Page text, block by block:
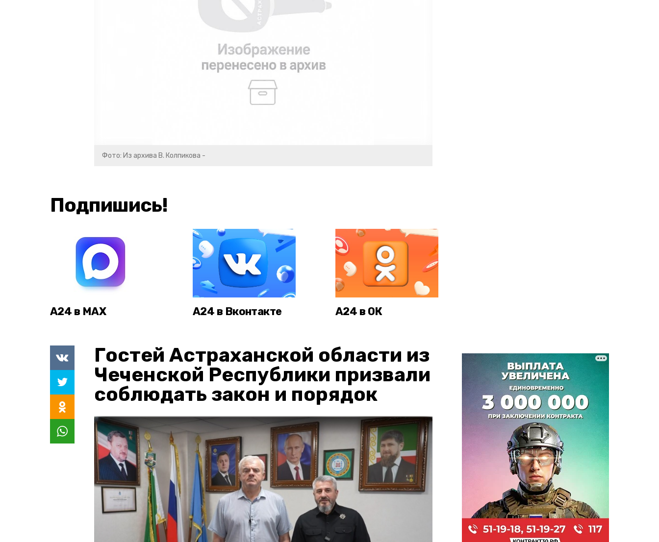
Фото: Из архива В. Колпикова -
Подпишись!
А24 в MAX А24 в Вконтакте А24 в ОК
Гостей Астраханской области из
Чеченской Республики призвали
соблюдать закон и порядок